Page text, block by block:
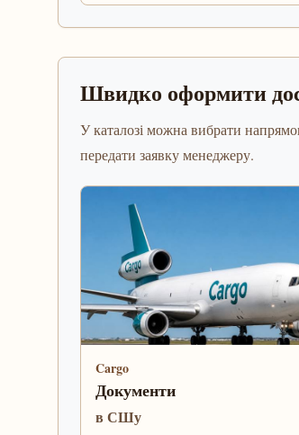
Швидко оформити
У каталозі можна вибрати
передати заявку менеджеру.
Cargo
Документи
в СШу